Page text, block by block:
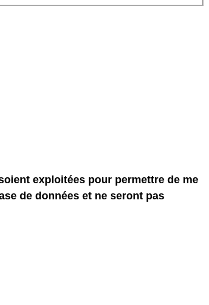
exploitées pour permettre de me
de données et ne seront pas